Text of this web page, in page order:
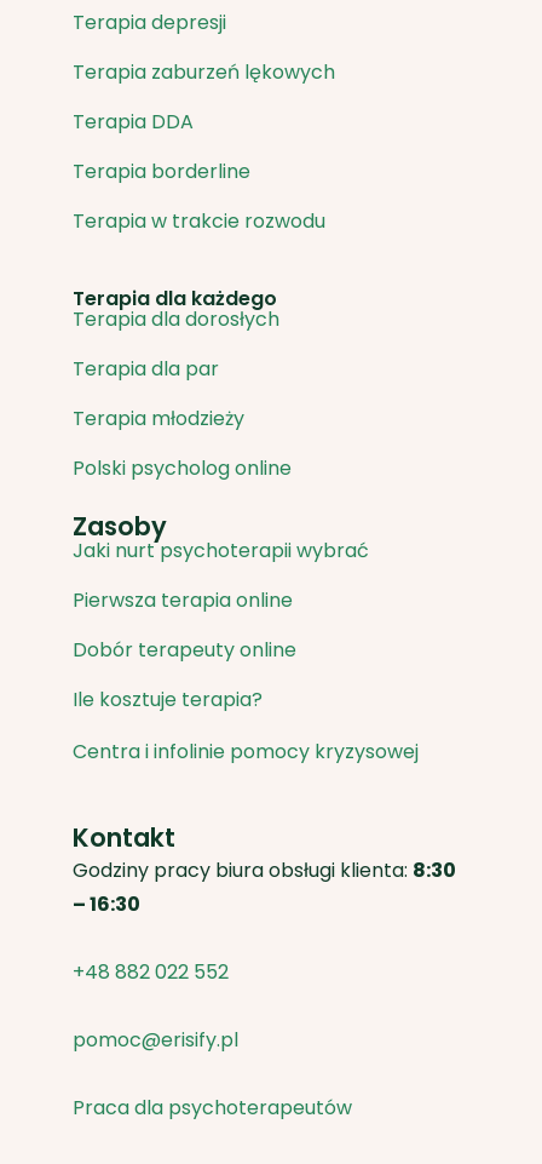
Terapia depresji
Terapia zaburzeń lękowych
Terapia DDA
Terapia borderline
Terapia w trakcie rozwodu
Terapia dla każdego
Terapia dla dorosłych
Terapia dla par
Terapia młodzieży
Polski psycholog online
Zasoby
Jaki nurt psychoterapii wybrać
Pierwsza terapia online
Dobór terapeuty online
Ile kosztuje terapia?
Centra i infolinie pomocy kryzysowej
Kontakt
Godziny pracy biura obsługi klienta: 8:30
– 16:30
+48 882 022 552
pomoc@erisify.pl
Praca dla psychoterapeutów